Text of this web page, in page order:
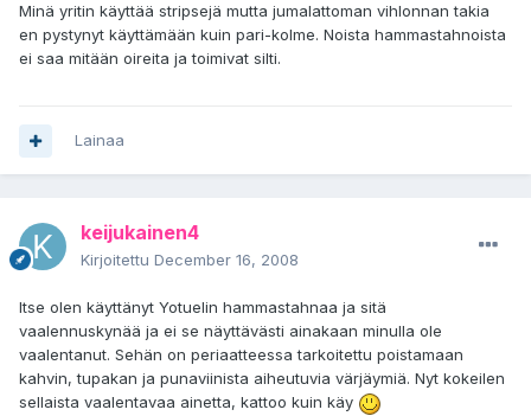
Minä yritin käyttää stripsejä mutta jumalattoman vihlonnan takia
en pystynyt käyttämään kuin pari-kolme. Noista hammastahnoista
ei saa mitään oireita ja toimivat silti.
Lainaa
keijukainen4
Kirjoitettu December 16, 2008
Itse olen käyttänyt Yotuelin hammastahnaa ja sitä
vaalennuskynää ja ei se näyttävästi ainakaan minulla ole
vaalentanut. Sehän on periaatteessa tarkoitettu poistamaan
kahvin, tupakan ja punaviinista aiheutuvia värjäymiä. Nyt kokeilen
sellaista vaalentavaa ainetta, kattoo kuin käy